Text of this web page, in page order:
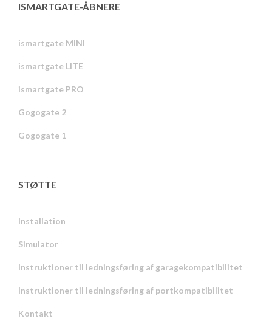
ISMARTGATE-ÅBNERE
ismartgate MINI
ismartgate LITE
ismartgate PRO
Gogogate 2
Gogogate 1
STØTTE
Installation
Simulator
Instruktioner til ledningsføring af garagekompatibilitet
Instruktioner til ledningsføring af portkompatibilitet
Kontakt